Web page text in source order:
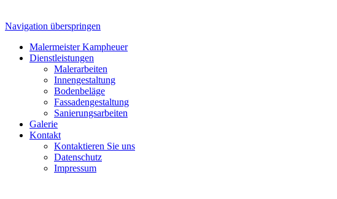
Navigation überspringen
Malermeister Kampheuer
Dienstleistungen
Malerarbeiten
Innengestaltung
Bodenbeläge
Fassadengestaltung
Sanierungsarbeiten
Galerie
Kontakt
Kontaktieren Sie uns
Datenschutz
Impressum